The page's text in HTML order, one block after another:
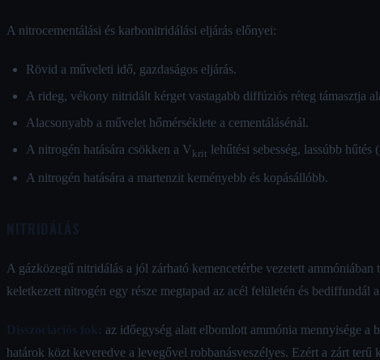
A nitrocementálási és karbonitridálási eljárás előnyei:
Rövid a műveleti idő, gazdaságos eljárás.
A rideg, vékony nitridált kérget vastagabb diffúziós réteg támasztja
Alacsonyabb a művelet hőmérséklete a cementálásénál.
A nitrogén hatására csökken a Vkrit lehűtési sebesség, lassúbb
A nitrogén hatására a martenzit keményebb és kopásállóbb.
NITRIDÁLÁS
A gázközegű nitridálás a jól zárható kemencetérbe vezetett
keletkezett nitrogén egy része megtapad az acél felületén és
Disszociációs fok: az időegység alatt elbomlott ammónia mennyisége a
határok közt keveredve a levegővel robbanásveszélyes. Ezért a zárt